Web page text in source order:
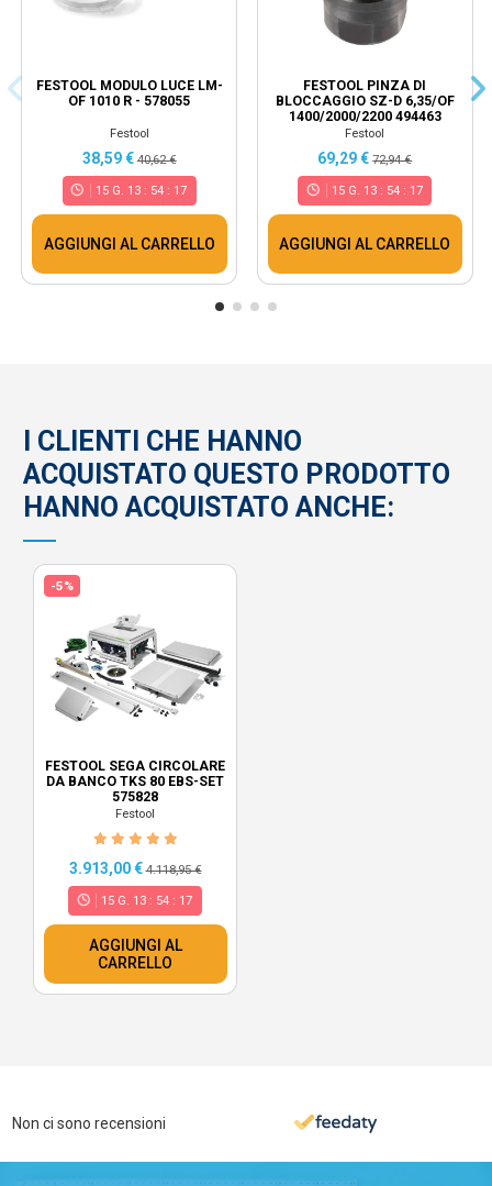
FESTOOL MODULO LUCE LM-
OF 1010 R - 578055
Festool
38,59 € 40,62 €
15 G. 13 : 54 : 17
AGGIUNGI AL CARRELLO
FESTOOL PINZA DI
BLOCCAGGIO SZ-D 6,35/OF
1400/2000/2200 494463
Festool
69,29 €72,94 €
15G. 13: 54: 17
AGGIUNGI AL CARRELLO
I CLIENTI CHE HANNO
ACQUISTATO QUESTO PRODOTTO
HANNO ACQUISTATO ANCHE:
-5%
FESTOOL SEGA CIRCOLARE
DA BANCO TKS 80 EBS-SET
575828
Festool
3.913,00 €4.118,95 €
15 G. 13 : 54 : 17
AGGIUNGI AL
CARRELLO
Non ci sono recensioni